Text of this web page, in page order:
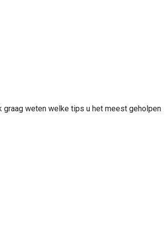
weten welke tips u het meest geholpen